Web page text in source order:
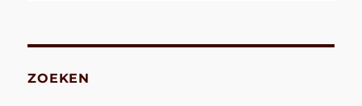
ZOEKEN